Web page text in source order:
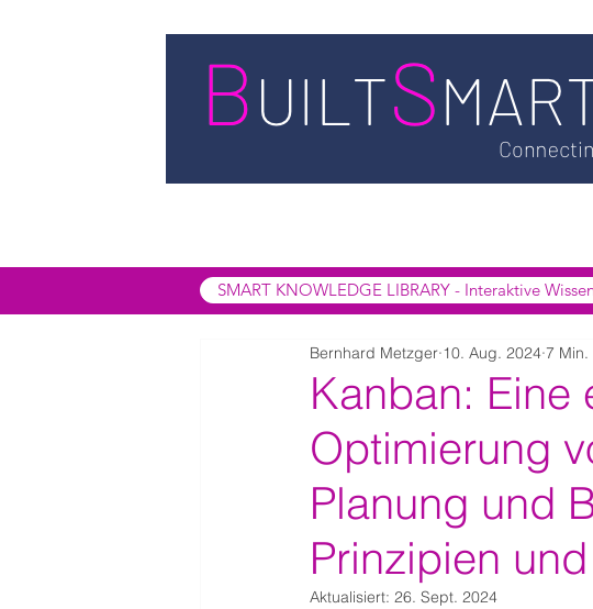
SMART KNOWLEDGE LIBRARY - Interaktive
Kanban: Eine
Optimierung
Planung und
Prinzipien
Bernhard Metzger 10. Aug. 2024 7 Min.
Aktualisiert: 26. Sept. 2024